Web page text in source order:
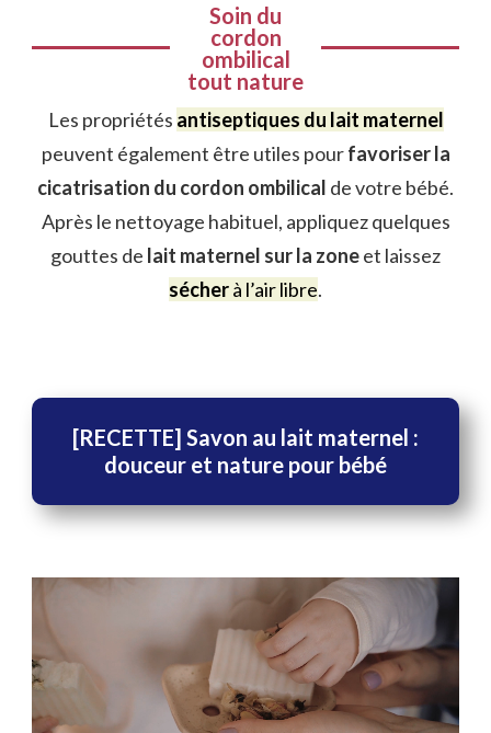
Soin du
cordon
ombilical
tout nature
Les propriétés antiseptiques du lait maternel
peuvent également être utiles pourfavoriser la
cicatrisation du cordon ombilical de votre bébé.
Après le nettoyage habituel, appliquez quelques
gouttes de lait maternel sur la zoneet laissez
sécherà l’air libre.
[RECETTE] Savon au lait maternel :
douceur et nature pour bébé